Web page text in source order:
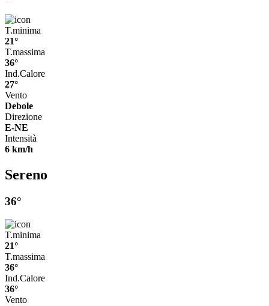
T.minima
21°
T.massima
36°
Ind.Calore
27°
Vento
Debole
Direzione
E-NE
Intensità
6 km/h
Sereno
36°
T.minima
21°
T.massima
36°
Ind.Calore
36°
Vento